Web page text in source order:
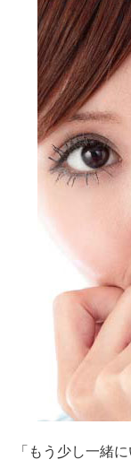
「もう少し一緒